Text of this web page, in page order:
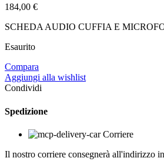
184,00 €
SCHEDA AUDIO CUFFIA E
Esaurito
Compara
Aggiungi alla wishlist
Condividi
Spedizione
Corriere
Il nostro corriere consegnerà all'indirizzo